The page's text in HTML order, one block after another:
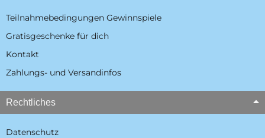
Teilnahmebedingungen Gewinnspiele
Gratisgeschenke für dich
Kontakt
Zahlungs- und Versandinfos
Rechtliches
Datenschutz